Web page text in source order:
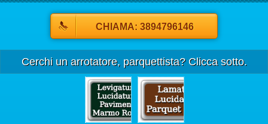
CHIAMA: 3894796146
Cerchi un arrotatore, parquettista? Clicca sotto.